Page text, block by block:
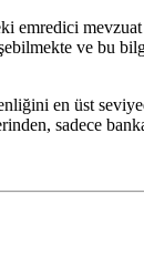
ve bu
en üst
sadece